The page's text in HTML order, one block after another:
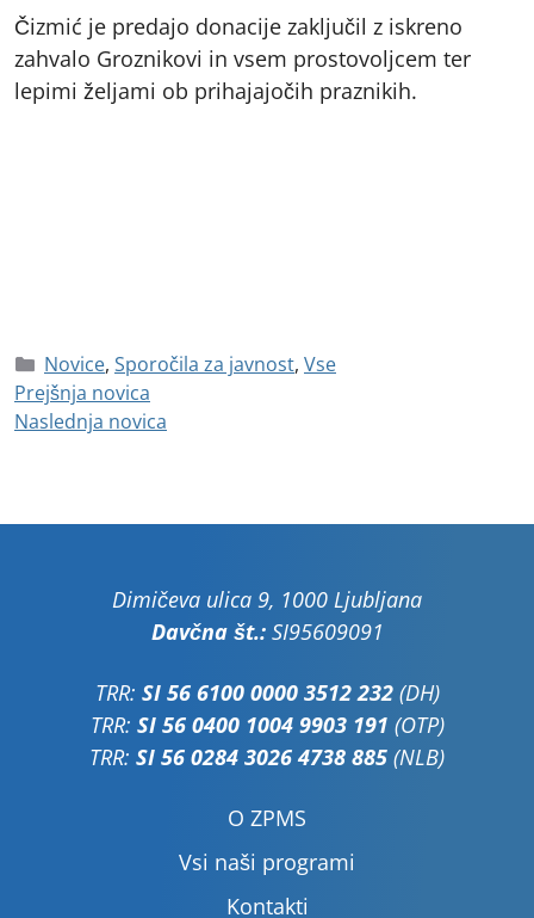
Čizmić je predajo donacije zaključil z iskreno
zahvalo Groznikovi in vsem prostovoljcem ter
lepimi željami ob prihajajočih praznikih.
Novice, Sporočila za javnost, Vse
Prejšnja novica
Naslednja novica
Dimičeva ulica 9, 1000 Ljubljana
Davčna št.:SI95609091
TRR: SI 56 6100 0000 3512 232(DH)
TRR: SI 56 0400 1004 9903 191 (OTP)
TRR: SI 56 0284 3026 4738 885 (NLB)
O ZPMS
Vsi naši programi
Kontakti